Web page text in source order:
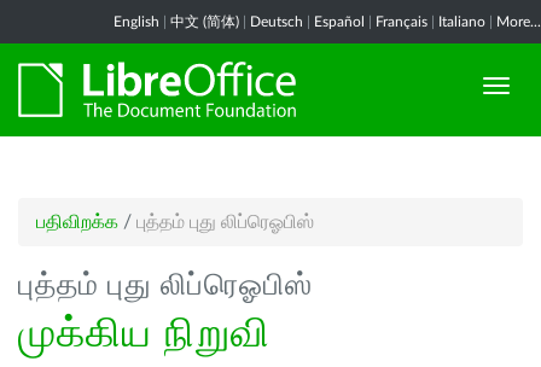
English 中文 (简体) Deutsch Español Français Italiano More...
பதிவிறக்க / புத்தம் புது லிப்ரெஓபிஸ்
புத்தம் புது லிப்ரெஓபிஸ்
முக்கிய நிறுவி